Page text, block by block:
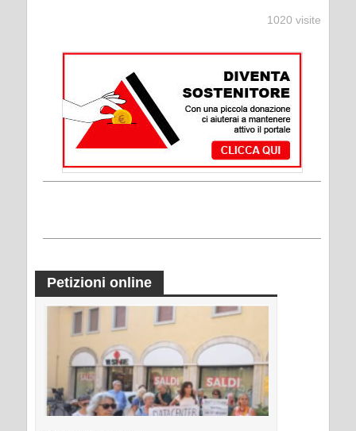
1020 visite
Petizioni online